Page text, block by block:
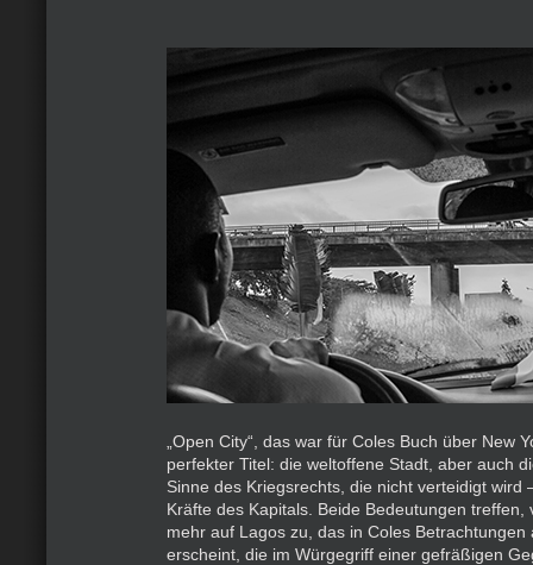
„Open City“, das war für Coles Buch über New
perfekter Titel: die weltoffene Stadt, aber auch
Sinne des Kriegsrechts, die nicht verteidigt wird
Kräfte des Kapitals. Beide Bedeutungen treffen,
mehr auf Lagos zu, das in Coles Betrachtungen
erscheint, die im Würgegriff einer gefräßigen